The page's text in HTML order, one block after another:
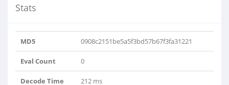
Stats
MD5 0908c2151be5a5f3bd57b67f3fa31221
Eval Count 0
Decode Time 212 ms